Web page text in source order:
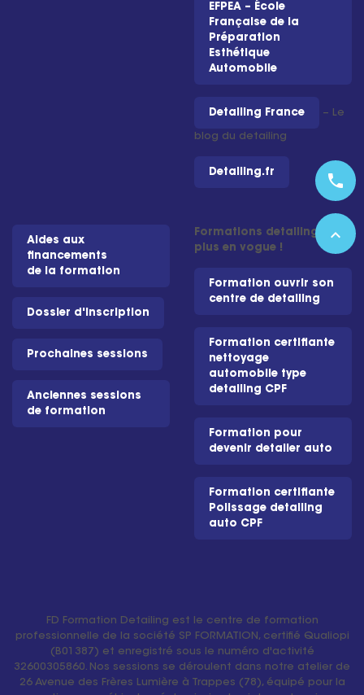
EFPEA – École
Française de la
Préparation
Esthétique
Automobile
Detailing France – Le
blog du detailing
Detailing.fr
Aides aux
financements
de la formation
Dossier d'inscription
Prochaines sessions
Anciennes sessions
de formation
Formations detailing les
plus en vogue !
Formation ouvrir son
centre de detailing
Formation certifiante
nettoyage
automobile type
detailing CPF
Formation pour
devenir detailer auto
Formation certifiante
Polissage detailing
auto CPF
FD Formation Detailing est le centre de formation
professionnelle de la société SP FORMATION, certifié Qualiopi
(B01387) et enregistré sous le numéro d'activité
32600305860. Nos sessions se déroulent dans notre atelier de
26 Avenue des Frères Lumière à Trappes (78), équipé pour la
phone
expand_less